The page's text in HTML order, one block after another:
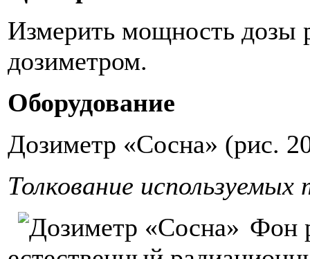
Измерить мощность дозы
дозиметром.
Оборудование
Дозиметр «Сосна» (рис.
Толкование используемых
Фон